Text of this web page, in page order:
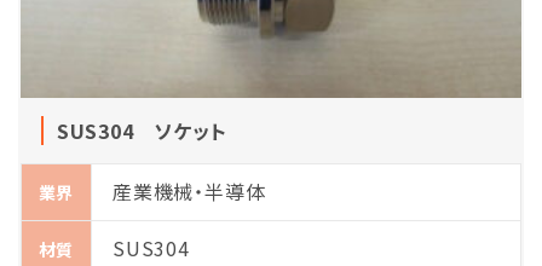
SUS304 ソケット
業界 産業機械・半導体
材質 SUS304